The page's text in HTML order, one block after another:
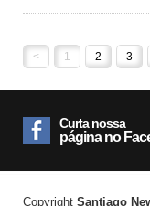
< 1 2 3
Curta nossa
página no
Copyright Santiago